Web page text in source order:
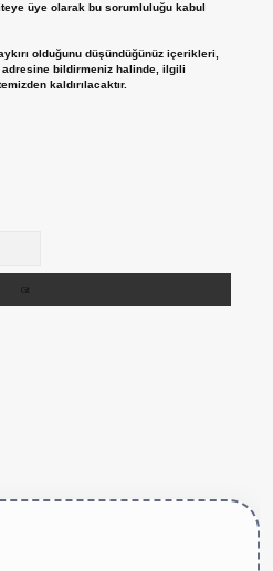
üye olarak bu sorumluluğu kabul
olduğunu düşündüğünüz içerikleri,
bildirmeniz halinde, ilgili
kaldırılacaktır.